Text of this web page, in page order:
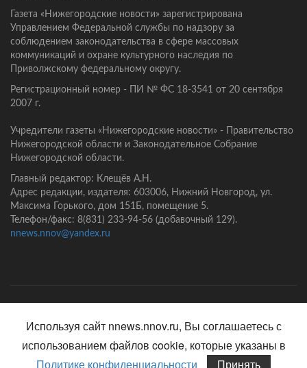
Газета «Нижегородские новости» зарегистрирована
Управлением Федеральной службы по надзору за
соблюдением законодательства в сфере массовых
коммуникаций и охране культурного наследия по
Приволжскому федеральному округу.
Регистрационный номер - ПИ № ФС 18-3541 от 20 сентября
2007 г.
Учредители газеты «Нижегородские новости» - Правительство
Нижегородской области и Законодательное Собрание
Нижегородской области.
Главный редактор: Клещёв А.Н.
Адрес редакции, издателя: 603006, Нижний Новгород, ул.
Максима Горького, дом 151Б, помещение 5.
Телефон/факс: 8(831) 233-94-56 (добавочный 129).
nnews.nnov@yandex.ru
Используя сайт nnews.nnov.ru, Вы соглашаетесь с
использованием файлов cookie, которые указаны в
Политике конфиденциальности
Принять